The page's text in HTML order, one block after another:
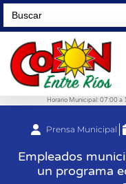
Search
for:
Horario Municipal: 07:00 a
Prensa Municipal
Empleados
un programa